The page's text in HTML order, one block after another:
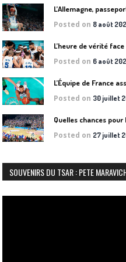
L’Allemagne,
Posted on 8 août
L’heure de vérité
Posted on 6 août
L’Équipe de France
Posted on 30 juillet
Quelles chances
Posted on 27 juillet
SOUVENIRS DU TSAR : PETE